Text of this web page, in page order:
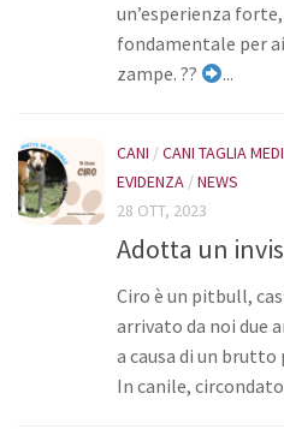
un’esperienza
fondamentale per
zampe. ??
...
CANI /CANI TAGLIA
EVIDENZA /NEWS
28 OTT, 2023
Adotta un
Ciro è un pitbull,
arrivato da noi due
a causa di un
In canile,